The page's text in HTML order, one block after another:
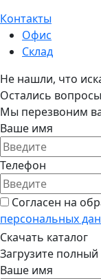
Контакты
Офис
Склад
Не нашли, что
Остались
Мы перезвоним
Ваше имя
Телефон
Согласен на
персональных
Скачать каталог
Загрузите
Ваше имя